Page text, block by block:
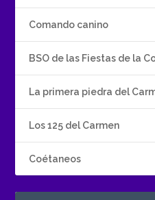
Comando canino
BSO de las Fiestas de la
La primera piedra del
Los 125 del Carmen
Coétaneos